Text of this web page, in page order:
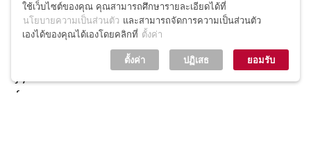
className: 'btn-export',
exportOptions: {
columns: [ 0, ':visible' ]
{
ใช้เว็บไซต์ของคุณ คุณสามารถศึกษารายละเอียดได้ที่
นโยบายความเป็นส่วนตัว และสามารถจัดการความเป็นส่วนตัว
เองได้ของคุณได้เองโดยคลิกที่ ตั้งค่า
ตั้งค่า ปฏิเสธ ยอมรับ